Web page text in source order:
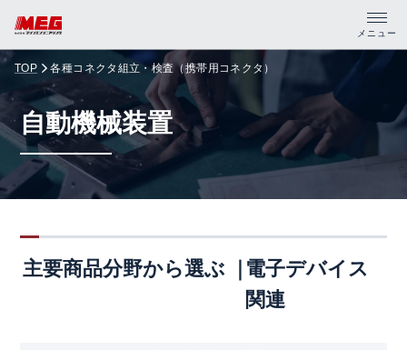
メニュー
トップ
製品・サポート
企業情報
資料請求
TOP 各種コネクタ組立・検査（携帯用コネクタ）
自動機械装置
主要商品分野から選ぶ
電子デバイス
関連